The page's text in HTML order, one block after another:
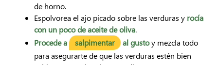
de horno.
Espolvorea el ajo picado sobre las verduras y rocía
con un poco de aceite de oliva.
Procede a
salpimentar al gustoy mezcla todo
para asegurarte de que las verduras estén bien